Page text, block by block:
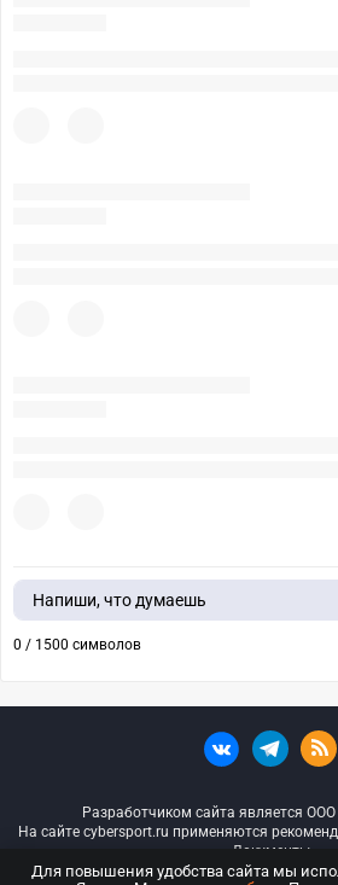
Напиши, что думаешь
0 / 1500 символов
Разработчиком сайта является
На сайте cybersport.ru применяются
Документы
Для повышения удобства сайта мы